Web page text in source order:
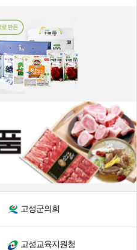
고성군의회
고성교육지원청